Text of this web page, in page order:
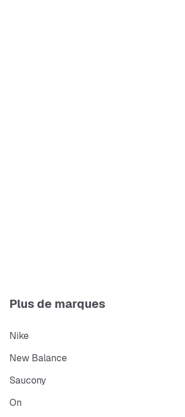
Plus de marques
Nike
New Balance
Saucony
On